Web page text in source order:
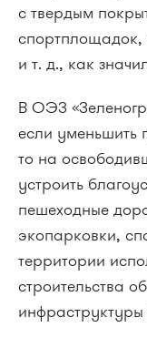
с твердым
спортплощадок,
и т. д., как
В ОЭЗ
если уменьшить
то на
устроить
пешеходные
экопарковки,
территории
строительства